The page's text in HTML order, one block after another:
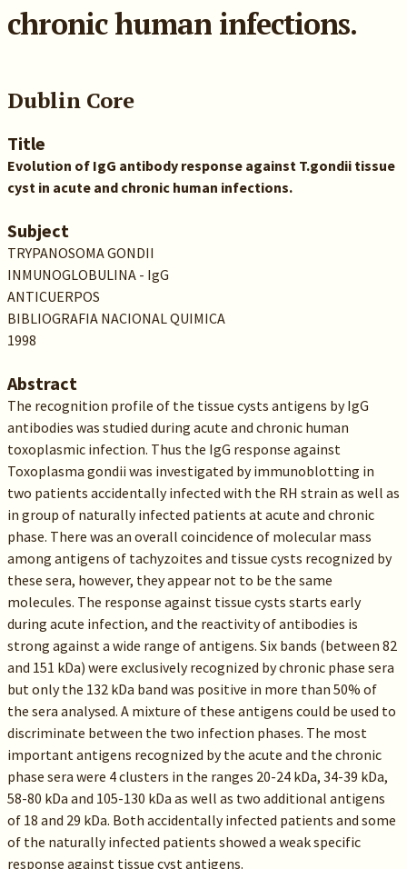
chronic human infections.
Dublin Core
Title
Evolution of IgG antibody response against T.gondii tissue
cyst in acute and chronic human infections.
Subject
TRYPANOSOMA GONDII
INMUNOGLOBULINA - IgG
ANTICUERPOS
BIBLIOGRAFIA NACIONAL QUIMICA
1998
Abstract
The recognition profile of the tissue cysts antigens by IgG
antibodies was studied during acute and chronic human
toxoplasmic infection. Thus the IgG response against
Toxoplasma gondii was investigated by immunoblotting in
two patients accidentally infected with the RH strain as well as
in group of naturally infected patients at acute and chronic
phase. There was an overall coincidence of molecular mass
among antigens of tachyzoites and tissue cysts recognized by
these sera, however, they appear not to be the same
molecules. The response against tissue cysts starts early
during acute infection, and the reactivity of antibodies is
strong against a wide range of antigens. Six bands (between 82
and 151 kDa) were exclusively recognized by chronic phase sera
but only the 132 kDa band was positive in more than 50% of
the sera analysed. A mixture of these antigens could be used to
discriminate between the two infection phases. The most
important antigens recognized by the acute and the chronic
phase sera were 4 clusters in the ranges 20-24 kDa, 34-39 kDa,
58-80 kDa and 105-130 kDa as well as two additional antigens
of 18 and 29 kDa. Both accidentally infected patients and some
of the naturally infected patients showed a weak specific
response against tissue cyst antigens.